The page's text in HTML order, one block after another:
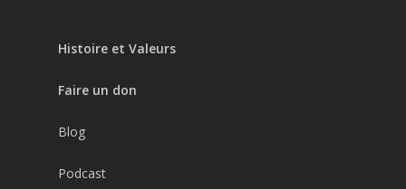
Histoire et Valeurs
Faire un don
Blog
Podcast